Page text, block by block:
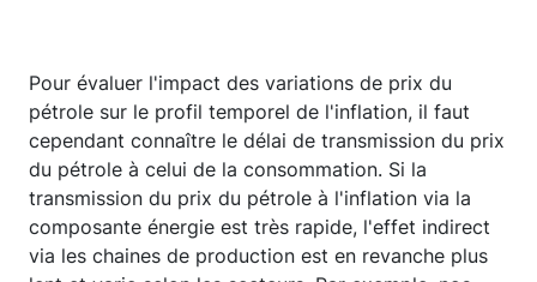
Pour évaluer l'impact des variations de prix du
pétrole sur le profil temporel de l'inflation, il faut
cependant connaître le délai de transmission du prix
du pétrole à celui de la consommation. Si la
transmission du prix du pétrole à l'inflation via la
composante énergie est très rapide, l'effet indirect
via les chaines de production est en revanche plus